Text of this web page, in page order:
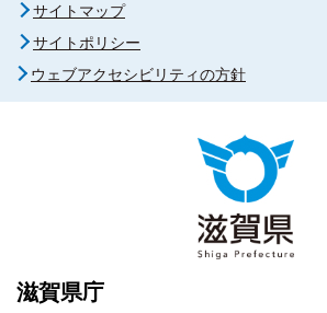
サイトマップ
サイトポリシー
ウェブアクセシビリティの方針
滋賀県庁